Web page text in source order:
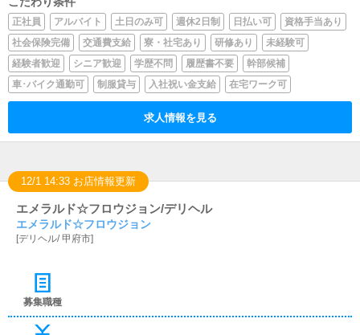
正社員 アルバイト 土日のみ可 週休2日制 日払い可
資格手当あり
社会保険完備
交通費支給 寮・社宅あり 研修あり
未経験可
経験者歓迎
シニア歓迎 学歴不問 履歴書不要
幹部候補
車･バイク通勤可
制服貸与 入社祝い金支給 在宅ワーク可
求人情報を見る
12/1 14:33 お店情報更新
エメラルド☆フロウジョン/デリヘル
エメラルド☆フロウジョン
[デリヘル/甲府市]
募集職種